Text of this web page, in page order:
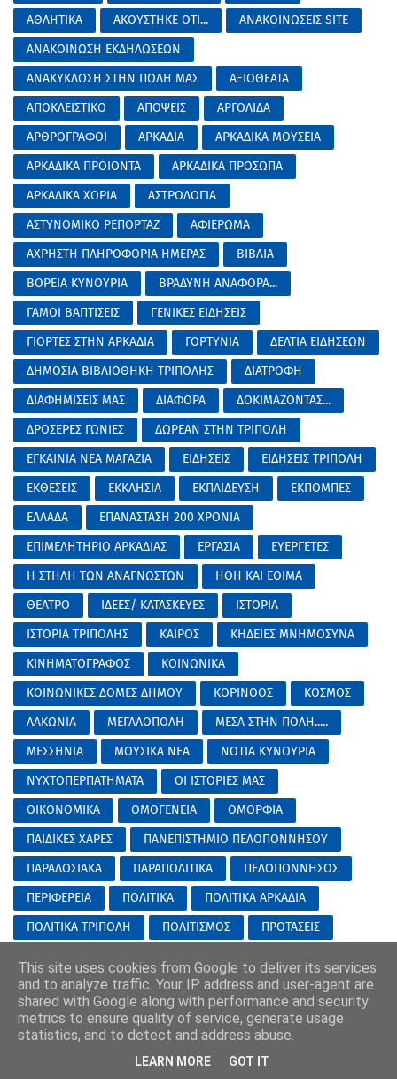
ΑΘΛΗΤΙΚΑ
ΑΚΟΥΣΤΗΚΕ ΟΤΙ...
ΑΝΑΚΟΙΝΩΣΕΙΣ SITE
ΑΝΑΚΟΙΝΩΣΗ ΕΚΔΗΛΩΣΕΩΝ
ΑΝΑΚΥΚΛΩΣΗ ΣΤΗΝ ΠΟΛΗ ΜΑΣ
ΑΞΙΟΘΕΑΤΑ
ΑΠΟΚΛΕΙΣΤΙΚΟ
ΑΠΟΨΕΙΣ
ΑΡΓΟΛΙΔΑ
ΑΡΘΡΟΓΡΑΦΟΙ
ΑΡΚΑΔΙΑ
ΑΡΚΑΔΙΚΑ ΜΟΥΣΕΙΑ
ΑΡΚΑΔΙΚΑ ΠΡΟΙΟΝΤΑ
ΑΡΚΑΔΙΚΑ ΠΡΟΣΩΠΑ
ΑΡΚΑΔΙΚΑ ΧΩΡΙΑ
ΑΣΤΡΟΛΟΓΙΑ
ΑΣΤΥΝΟΜΙΚΟ ΡΕΠΟΡΤΑΖ
ΑΦΙΕΡΩΜΑ
ΑΧΡΗΣΤΗ ΠΛΗΡΟΦΟΡΙΑ ΗΜΕΡΑΣ
ΒΙΒΛΙΑ
ΒΟΡΕΙΑ ΚΥΝΟΥΡΙΑ
ΒΡΑΔΥΝΗ ΑΝΑΦΟΡΑ...
ΓΑΜΟΙ ΒΑΠΤΙΣΕΙΣ
ΓΕΝΙΚΕΣ ΕΙΔΗΣΕΙΣ
ΓΙΟΡΤΕΣ ΣΤΗΝ ΑΡΚΑΔΙΑ
ΓΟΡΤΥΝΙΑ
ΔΕΛΤΙΑ ΕΙΔΗΣΕΩΝ
ΔΗΜΟΣΙΑ ΒΙΒΛΙΟΘΗΚΗ ΤΡΙΠΟΛΗΣ
ΔΙΑΤΡΟΦΗ
ΔΙΑΦΗΜΙΣΕΙΣ ΜΑΣ
ΔΙΑΦΟΡΑ
ΔΟΚΙΜΑΖΟΝΤΑΣ...
ΔΡΟΣΕΡΕΣ ΓΩΝΙΕΣ
ΔΩΡΕΑΝ ΣΤΗΝ ΤΡΙΠΟΛΗ
ΕΓΚΑΙΝΙΑ ΝΕΑ ΜΑΓΑΖΙΑ
ΕΙΔΗΣΕΙΣ
ΕΙΔΗΣΕΙΣ ΤΡΙΠΟΛΗ
ΕΚΘΕΣΕΙΣ
ΕΚΚΛΗΣΙΑ ΕΚΠΑΙΔΕΥΣΗ
ΕΚΠΟΜΠΕΣ
ΕΛΛΑΔΑ
ΕΠΑΝΑΣΤΑΣΗ 200 ΧΡΟΝΙΑ
ΕΠΙΜΕΛΗΤΗΡΙΟ ΑΡΚΑΔΙΑΣ
ΕΡΓΑΣΙΑ
ΕΥΕΡΓΕΤΕΣ
Η ΣΤΗΛΗ ΤΩΝ ΑΝΑΓΝΩΣΤΩΝ
ΗΘΗ ΚΑΙ ΕΘΙΜΑ
ΘΕΑΤΡΟ
ΙΔΕΕΣ/ ΚΑΤΑΣΚΕΥΕΣ
ΙΣΤΟΡΙΑ
ΙΣΤΟΡΙΑ ΤΡΙΠΟΛΗΣ
ΚΑΙΡΟΣ
ΚΗΔΕΙΕΣ ΜΝΗΜΟΣΥΝΑ
ΚΙΝΗΜΑΤΟΓΡΑΦΟΣ
ΚΟΙΝΩΝΙΚΑ
ΚΟΙΝΩΝΙΚΕΣ ΔΟΜΕΣ ΔΗΜΟΥ
ΚΟΡΙΝΘΟΣ
ΚΟΣΜΟΣ
ΛΑΚΩΝΙΑ
ΜΕΓΑΛΟΠΟΛΗ
ΜΕΣΑ ΣΤΗΝ ΠΟΛΗ.....
ΜΕΣΣΗΝΙΑ
ΜΟΥΣΙΚΑ ΝΕΑ
ΝΟΤΙΑ ΚΥΝΟΥΡΙΑ
ΝΥΧΤΟΠΕΡΠΑΤΗΜΑΤΑ
ΟΙ ΙΣΤΟΡΙΕΣ ΜΑΣ
ΟΙΚΟΝΟΜΙΚΑ
ΟΜΟΓΕΝΕΙΑ
ΟΜΟΡΦΙΑ
ΠΑΙΔΙΚΕΣ ΧΑΡΕΣ
ΠΑΝΕΠΙΣΤΗΜΙΟ ΠΕΛΟΠΟΝΝΗΣΟΥ
ΠΑΡΑΔΟΣΙΑΚΑ
ΠΑΡΑΠΟΛΙΤΙΚΑ
ΠΕΛΟΠΟΝΝΗΣΟΣ
ΠΕΡΙΦΕΡΕΙΑ
ΠΟΛΙΤΙΚΑ
ΠΟΛΙΤΙΚΑ ΑΡΚΑΔΙΑ
ΠΟΛΙΤΙΚΑ ΤΡΙΠΟΛΗ
ΠΟΛΙΤΙΣΜΟΣ
ΠΡΟΤΑΣΕΙΣ
ΣΙΝΕΜΑ ΤΑΙΝΙΕΣ
ΣΤΡΑΤΟΣ
ΣΥΝΑΥΛΙΕΣ
ΣΥΝΕΝΤΕΥΞΕΙΣ
ΣΥΝΤΑΓΕΣ
ΤΑ ΝΕΑ ΤΟΥ ΕΟΣ
ΤΑΞΙΔΙΑ-ΕΚΔΡΟΜΕΣ
ΤΕΧΝΕΣ
ΤΕΧΝΟΛΟΓΙΑ
This site uses cookies from Google to deliver its services
and to analyze traffic. Your IP address and user-agent are
shared with Google along with performance and security
metrics to ensure quality of service, generate usage
statistics, and to detect and address abuse.
LEARN MORE GOT IT